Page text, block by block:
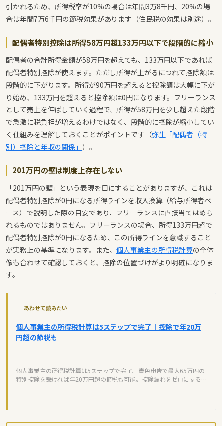
引かれるため、所得税率が10%の場合は年間3万8千円、20%の場
合は年間7万6千円の節税効果があります（住民税の効果は別途）。
配偶者特別控除は所得58万円超133万円以下で段階的に縮小
配偶者の合計所得金額が58万円を超えても、133万円以下であれば
配偶者特別控除が使えます。ただし所得が上がるにつれて控除額は
段階的に下がります。所得が90万円を超えると控除額は大幅に下が
り始め、133万円を超えると控除額は0円になります。フリーランス
として売上を伸ばしていく過程で、所得が58万円を少し超えた段階
で急激に税負担が増えるわけではなく、段階的に控除が縮小してい
く仕組みを理解しておくことがポイントです（弥生「配偶者（特
別）控除と年収の関係」 ）。
201万円の壁は制度上存在しない
「201万円の壁」という表現を目にすることがありますが、これは
配偶者特別控除が0円になる所得ラインを収入換算（給与所得者ベ
ース）で説明した際の目安であり、フリーランスに直接当てはめら
れるものではありません。フリーランスの場合、所得133万円超で
配偶者特別控除が0円になるため、この所得ラインを意識すること
が実務上の基準になります。また、 個人事業主の所得税計算の全体
像も合わせて確認しておくと、控除の位置づけがより明確になりま
す。
あわせて読みたい
個人事業主の所得税計算は5ステップで完了｜控除で年20万
円超の節税も
個人事業主の所得税計算は5ステップで完了。青色申告で最大65万円の
特別控除を受ければ年20万円超の節税も可能。控除漏れをゼロにするチ